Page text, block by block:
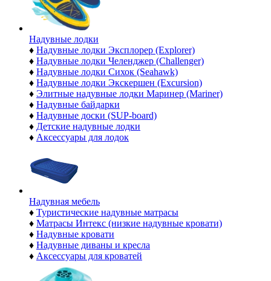
Надувные лодки
♦ Надувные лодки Эксплорер (Explorer)
♦ Надувные лодки Челенджер (Challenger)
♦ Надувные лодки Сихок (Seahawk)
♦ Надувные лодки Экскершен (Excursion)
♦ Элитные надувные лодки Маринер (Mariner)
♦ Надувные байдарки
♦ Надувные доски (SUP-board)
♦ Детские надувные лодки
♦ Аксессуары для лодок
Надувная мебель
♦ Туристические надувные матрасы
♦ Матрасы Интекс (низкие надувные кровати)
♦ Надувные кровати
♦ Надувные диваны и кресла
♦ Аксессуары для кроватей